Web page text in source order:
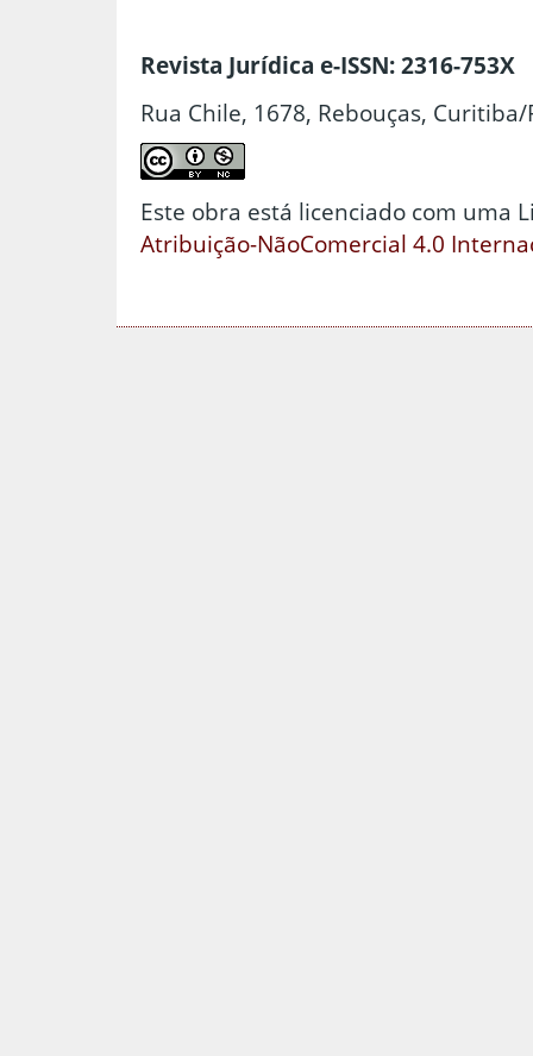
Revista Jurídica e-ISSN: 2316-753X
Rua Chile, 1678, Rebouças, Curitiba/
Este obra está licenciado com uma
Atribuição-NãoComercial 4.0